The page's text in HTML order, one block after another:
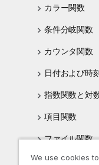
カラー関数
条件分岐関数
カウンタ関数
日付および時
指数関数と対
項目関数
ファイル関数
財務関数
We use cookies